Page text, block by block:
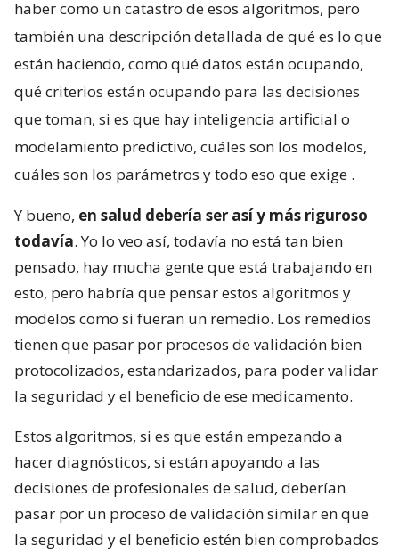
haber como un catastro de esos algoritmos, pero
también una descripción detallada de qué es lo que
están haciendo, como qué datos están ocupando,
qué criterios están ocupando para las decisiones
que toman, si es que hay inteligencia artificial o
modelamiento predictivo, cuáles son los modelos,
cuáles son los parámetros y todo eso que exige .
Y bueno, en salud debería ser así y más riguroso
todavía. Yo lo veo así, todavía no está tan bien
pensado, hay mucha gente que está trabajando en
esto, pero habría que pensar estos algoritmos y
modelos como si fueran un remedio. Los remedios
tienen que pasar por procesos de validación bien
protocolizados, estandarizados, para poder validar
la seguridad y el beneficio de ese medicamento.
Estos algoritmos, si es que están empezando a
hacer diagnósticos, si están apoyando a las
decisiones de profesionales de salud, deberían
pasar por un proceso de validación similar en que
la seguridad y el beneficio estén bien comprobados